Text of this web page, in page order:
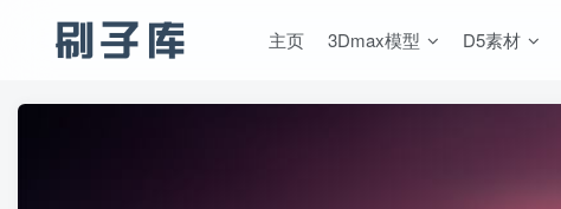
主页 3Dmax模型 D5素材